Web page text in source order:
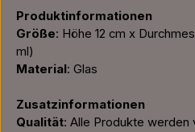
Produktinformationen
Größe: Höhe 12 cm x
ml)
Material: Glas
Zusatzinformationen
Qualität: Alle Produkte